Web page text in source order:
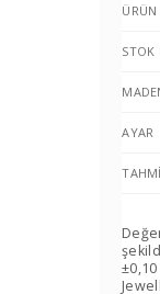
ÜRÜN
STOK
AYAR